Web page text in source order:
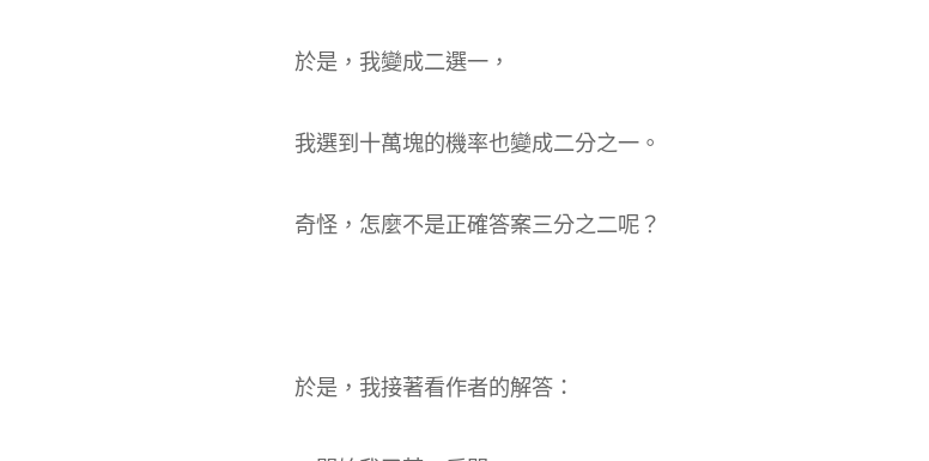
於是，我變成二選一，
我選到十萬塊的機率也變成二分之一。
奇怪，怎麼不是正確答案三分之二呢？
於是，我接著看作者的解答：